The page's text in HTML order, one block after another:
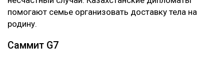
помогают семье организовать доставку тела на
родину.
Саммит G7